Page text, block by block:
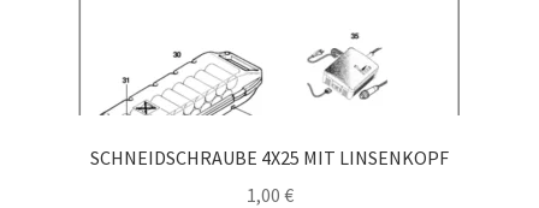
SCHNEIDSCHRAUBE 4X25 MIT LINSENKOPF
1,00 €